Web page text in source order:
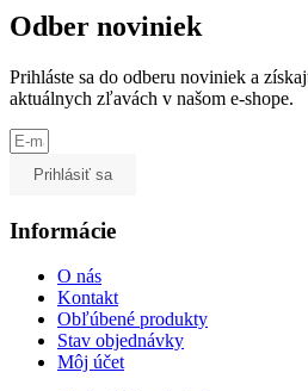
Odber noviniek
Prihláste sa do odberu noviniek a
aktuálnych zľavách v našom e-shope.
Prihlásiť sa
Informácie
O nás
Kontakt
Obľúbené produkty
Stav objednávky
Môj účet